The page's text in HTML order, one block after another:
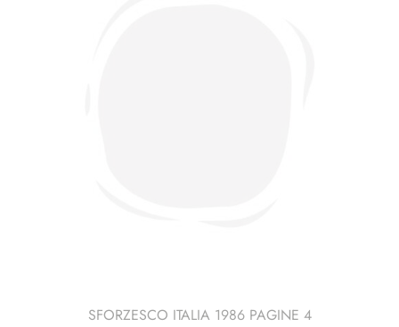
SFORZESCO ITALIA 1986 PAGINE 4